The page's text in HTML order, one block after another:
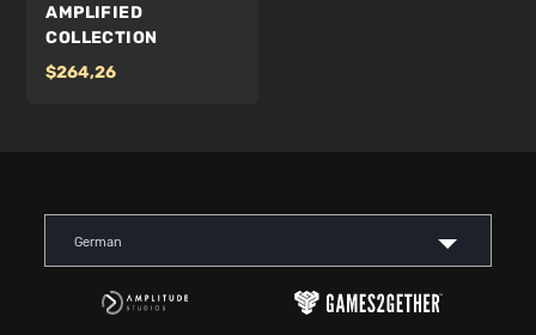
AMPLIFIED
COLLECTION
264,26
German